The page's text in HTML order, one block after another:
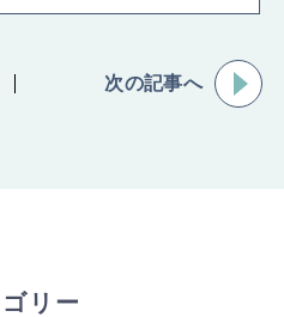
次の記事へ
リー